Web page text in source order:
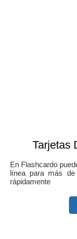
Tarjetas
En Flashcardo
línea para más
rápidamente